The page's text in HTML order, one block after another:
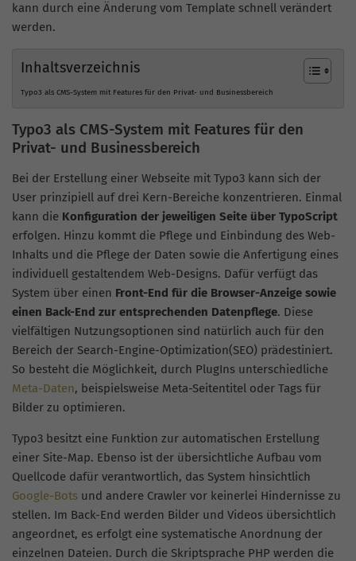
kann durch eine Änderung vom Template schnell verändert
werden.
Inhaltsverzeichnis
Typo3 als CMS-System mit Features für den Privat- und Businessbereich
Typo3 als CMS-System mit Features für den
Privat- und Businessbereich
Bei der Erstellung einer Webseite mit Typo3 kann sich der
User prinzipiell auf drei Kern-Bereiche konzentrieren. Einmal
kann die Konfiguration der jeweiligen Seite über TypoScript
erfolgen. Hinzu kommt die Pflege und Einbindung des Web-
Inhalts und die Pflege der Daten sowie die Anfertigung eines
individuell gestaltendem Web-Designs. Dafür verfügt das
System über einen Front-End für die Browser-Anzeige sowie
einen Back-End zur entsprechenden Datenpflege. Diese
vielfältigen Nutzungsoptionen sind natürlich auch für den
Bereich der Search-Engine-Optimization(SEO) prädestiniert.
So besteht die Möglichkeit, durch PlugIns unterschiedliche
Meta-Daten, beispielsweise Meta-Seitentitel oder Tags für
Bilder zu optimieren.
Typo3 besitzt eine Funktion zur automatischen Erstellung
einer Site-Map. Ebenso ist der übersichtliche Aufbau vom
Quellcode dafür verantwortlich, das System hinsichtlich
Google-Bots und andere Crawler vor keinerlei Hindernisse zu
stellen. Im Back-End werden Bilder und Videos übersichtlich
angeordnet, es erfolgt eine systematische Anordnung der
einzelnen Dateien. Durch die Skriptsprache PHP werden die